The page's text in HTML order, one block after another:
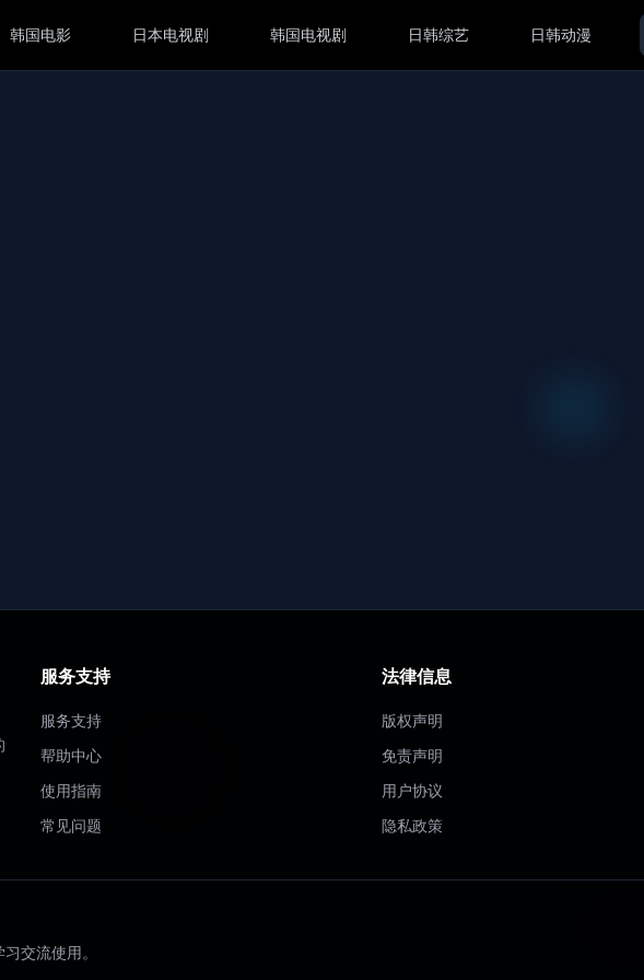
韩国电影 日本电视剧 韩国电视剧 日韩综艺 日韩动漫
服务支持
服务支持
帮助中心
使用指南
常见问题
法律信息
版权声明
免责声明
用户协议
隐私政策
交流使用。